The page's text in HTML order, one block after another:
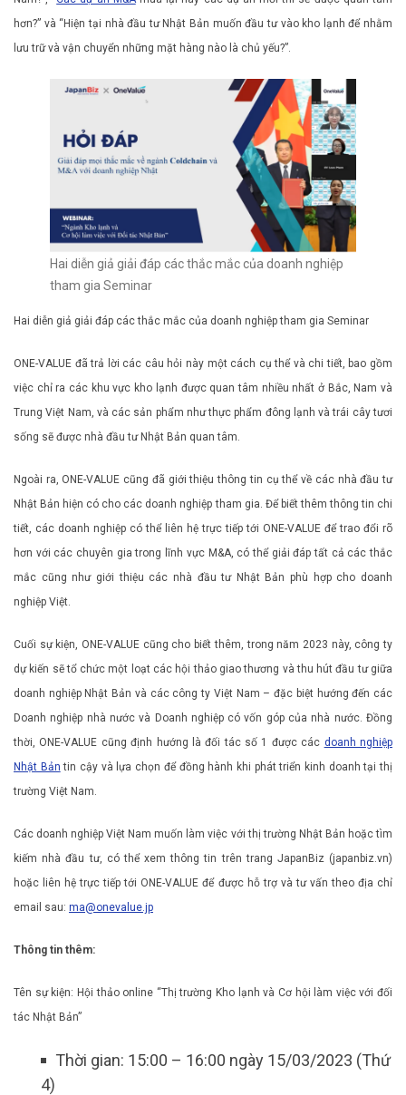
hơn?” và “Hiện tại nhà đầu tư Nhật Bản muốn đầu tư vào kho lạnh để nhằm
lưu trữ và vận chuyển những mặt hàng nào là chủ yếu?”.
Hai diễn giả giải đáp các thắc mắc của doanh nghiệp
tham gia Seminar
Hai diễn giả giải đáp các thắc mắc của doanh nghiệp tham gia Seminar
ONE-VALUE đã trả lời các câu hỏi này một cách cụ thể và chi tiết, bao gồm
việc chỉ ra các khu vực kho lạnh được quan tâm nhiều nhất ở Bắc, Nam và
Trung Việt Nam, và các sản phẩm như thực phẩm đông lạnh và trái cây tươi
sống sẽ được nhà đầu tư Nhật Bản quan tâm.
Ngoài ra, ONE-VALUE cũng đã giới thiệu thông tin cụ thể về các nhà đầu tư
Nhật Bản hiện có cho các doanh nghiệp tham gia. Để biết thêm thông tin chi
tiết, các doanh nghiệp có thể liên hệ trực tiếp tới ONE-VALUE để trao đổi rõ
hơn với các chuyên gia trong lĩnh vực M&A, có thể giải đáp tất cả các thắc
mắc cũng như giới thiệu các nhà đầu tư Nhật Bản phù hợp cho doanh
nghiệp Việt.
Cuối sự kiện, ONE-VALUE cũng cho biết thêm, trong năm 2023 này, công ty
dự kiến sẽ tổ chức một loạt các hội thảo giao thương và thu hút đầu tư giữa
doanh nghiệp Nhật Bản và các công ty Việt Nam – đặc biệt hướng đến các
Doanh nghiệp nhà nước và Doanh nghiệp có vốn góp của nhà nước. Đồng
thời, ONE-VALUE cũng định hướng là đối tác số 1 được các doanh nghiệp
Nhật Bản tin cậy và lựa chọn để đồng hành khi phát triển kinh doanh tại thị
trường Việt Nam.
Các doanh nghiệp Việt Nam muốn làm việc với thị trường Nhật Bản hoặc tìm
kiếm nhà đầu tư, có thể xem thông tin trên trang JapanBiz (japanbiz.vn)
hoặc liên hệ trực tiếp tới ONE-VALUE để được hỗ trợ và tư vấn theo địa chỉ
email sau: ma@onevalue.jp
Thông tin thêm:
Tên sự kiện: Hội thảo online “Thị trường Kho lạnh và Cơ hội làm việc với đối
tác Nhật Bản”
Thời gian: 15:00 – 16:00 ngày 15/03/2023 (Thứ
4)